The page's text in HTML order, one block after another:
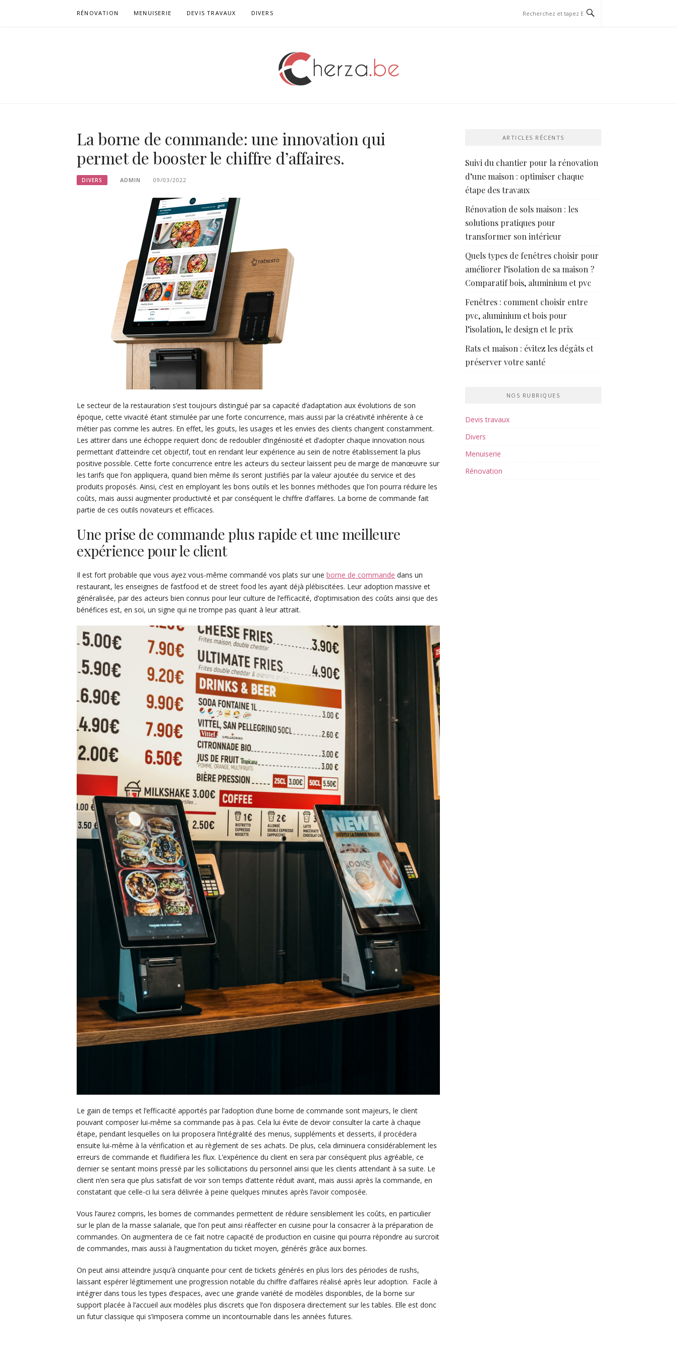
RÉNOVATION MENUISERIE DEVIS TRAVAUX DIVERS
La borne de commande: une innovation qui
permet de booster le chiffre d’affaires.
DIVERS ADMIN 09/03/2022
Le secteur de la restauration s’est toujours distingué par sa capacité d’adaptation aux évolutions de son
époque, cette vivacité étant stimulée par une forte concurrence, mais aussi par la créativité inhérente à ce
métier pas comme les autres. En effet, les gouts, les usages et les envies des clients changent constamment.
Les attirer dans une échoppe requiert donc de redoubler d’ingéniosité et d’adopter chaque innovation nous
permettant d’atteindre cet objectif, tout en rendant leur expérience au sein de notre établissement la plus
positive possible. Cette forte concurrence entre les acteurs du secteur laissent peu de marge de manœuvre sur
les tarifs que l’on appliquera, quand bien même ils seront justifiés par la valeur ajoutée du service et des
produits proposés. Ainsi, c’est en employant les bons outils et les bonnes méthodes que l’on pourra réduire les
coûts, mais aussi augmenter productivité et par conséquent le chiffre d’affaires. La borne de commande fait
partie de ces outils novateurs et efficaces.
Une prise de commande plus rapide et une meilleure
expérience pour le client
Il est fort probable que vous ayez vous-même commandé vos plats sur une borne de commande dans un
restaurant, les enseignes de fastfood et de street food les ayant déjà plébiscitées. Leur adoption massive et
généralisée, par des acteurs bien connus pour leur culture de l’efficacité, d’optimisation des coûts ainsi que des
bénéfices est, en soi, un signe qui ne trompe pas quant à leur attrait.
Le gain de temps et l’efficacité apportés par l’adoption d’une borne de commande sont majeurs, le client
pouvant composer lui-même sa commande pas à pas. Cela lui évite de devoir consulter la carte à chaque
étape, pendant lesquelles on lui proposera l’intégralité des menus, suppléments et desserts, il procédera
ensuite lui-même à la vérification et au règlement de ses achats. De plus, cela diminuera considérablement les
erreurs de commande et fluidifiera les flux. L’expérience du client en sera par conséquent plus agréable, ce
dernier se sentant moins pressé par les sollicitations du personnel ainsi que les clients attendant à sa suite. Le
client n’en sera que plus satisfait de voir son temps d’attente réduit avant, mais aussi après la commande, en
constatant que celle-ci lui sera délivrée à peine quelques minutes après l’avoir composée.
Vous l’aurez compris, les bornes de commandes permettent de réduire sensiblement les coûts, en particulier
sur le plan de la masse salariale, que l’on peut ainsi réaffecter en cuisine pour la consacrer à la préparation de
commandes. On augmentera de ce fait notre capacité de production en cuisine qui pourra répondre au surcroit
de commandes, mais aussi à l’augmentation du ticket moyen, générés grâce aux bornes.
On peut ainsi atteindre jusqu’à cinquante pour cent de tickets générés en plus lors des périodes de rushs,
laissant espérer légitimement une progression notable du chiffre d’affaires réalisé après leur adoption. Facile à
intégrer dans tous les types d’espaces, avec une grande variété de modèles disponibles, de la borne sur
support placée à l’accueil aux modèles plus discrets que l’on disposera directement sur les tables. Elle est donc
un futur classique qui s’imposera comme un incontournable dans les années futures.
ARTICLES RÉCENTS
Suivi du chantier pour la rénovation
d’une maison : optimiser chaque
étape des travaux
Rénovation de sols maison : les
solutions pratiques pour
transformer son intérieur
Quels types de fenêtres choisir pour
améliorer l’isolation de sa maison ?
Comparatif bois, aluminium et pvc
Fenêtres : comment choisir entre
pvc, aluminium et bois pour
l’isolation, le design et le prix
Rats et maison : évitez les dégâts et
préserver votre santé
NOS RUBRIQUES
Devis travaux
Divers
Menuiserie
Rénovation